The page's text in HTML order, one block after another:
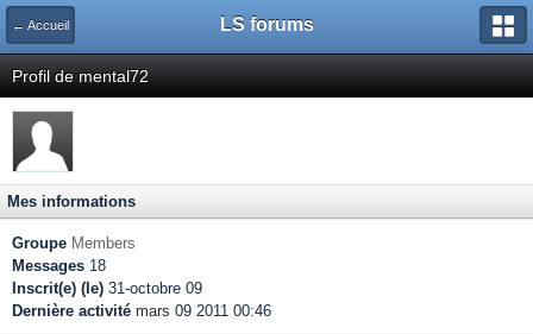
← Accueil LS forums
Profil de mental72
Mes informations
Groupe Members
Messages 18
Inscrit(e) (le) 31-octobre 09
Dernière activité mars 09 2011 00:46